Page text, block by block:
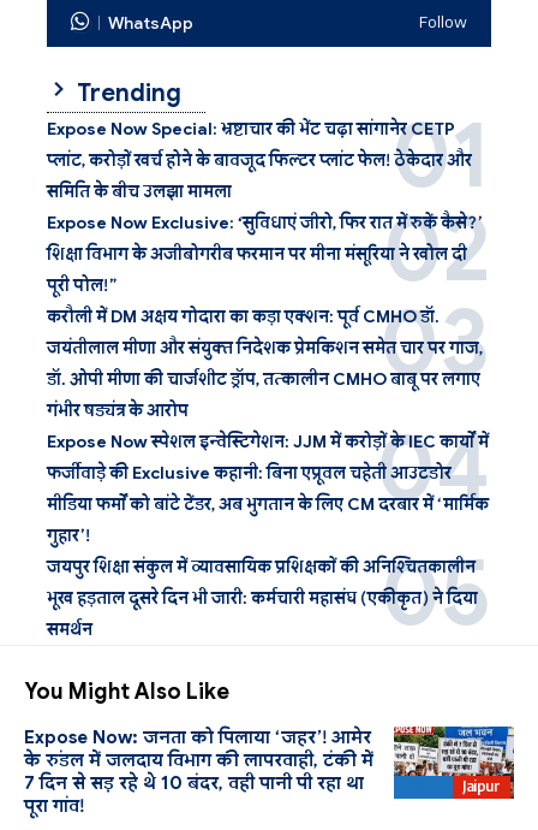
WhatsApp Follow
Trending
Expose Now Special: भ्रष्टाचार की भेंट चढ़ा सांगानेर CETP
प्लांट, करोड़ों खर्च होने के बावजूद फिल्टर प्लांट फेल! ठेकेदार और
समिति के बीच उलझा मामला
Expose Now Exclusive: ‘सुविधाएं जीरो, फिर रात में रुकें कैसे?’
शिक्षा विभाग के अजीबोगरीब फरमान पर मीना मंसूरिया ने खोल दी
पूरी पोल!”
करौली में DM अक्षय गोदारा का कड़ा एक्शन: पूर्व CMHO डॉ.
जयंतीलाल मीणा और संयुक्त निदेशक प्रेमकिशन समेत चार पर गाज,
डॉ. ओपी मीणा की चार्जशीट ड्रॉप, तत्कालीन CMHO बाबू पर लगाए
गंभीर षड्यंत्र के आरोप
Expose Now स्पेशल इन्वेस्टिगेशन: JJM में करोड़ों के IEC कार्यों में
फर्जीवाड़े की Exclusive कहानी: बिना एप्रूवल चहेती आउटडोर
मीडिया फर्मों को बांटे टेंडर, अब भुगतान के लिए CM दरबार में ‘मार्मिक
गुहार’!
जयपुर शिक्षा संकुल में व्यावसायिक प्रशिक्षकों की अनिश्चितकालीन
भूख हड़ताल दूसरे दिन भी जारी: कर्मचारी महासंघ (एकीकृत) ने दिया
समर्थन
You Might Also Like
Jaipur
Expose Now: जनता को पिलाया ‘जहर’! आमेर
के रुंडल में जलदाय विभाग की लापरवाही, टंकी में
7 दिन से सड़ रहे थे 10 बंदर, वही पानी पी रहा था
पूरा गांव!